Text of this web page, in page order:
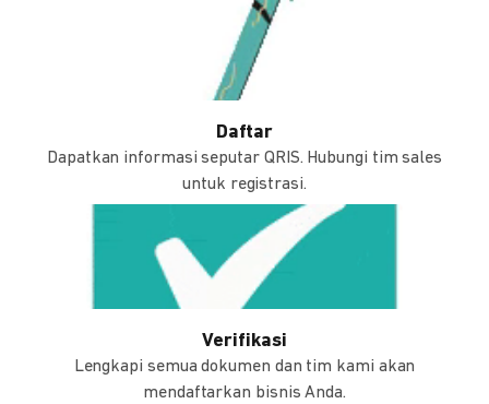
Daftar
Dapatkan informasi seputar QRIS. Hubungi tim sales
untuk registrasi.
Verifikasi
Lengkapi semua dokumen dan tim kami akan
mendaftarkan bisnis Anda.